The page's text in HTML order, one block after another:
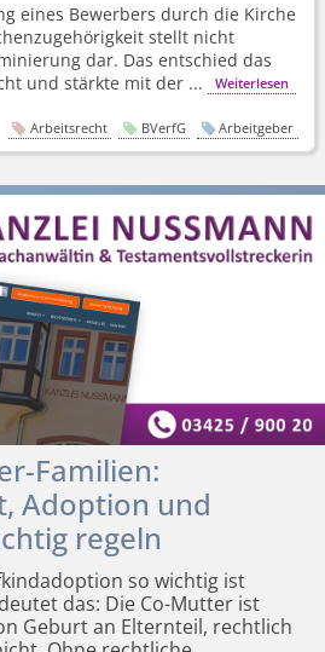
eines Bewerbers durch die Kirche
stellt nicht
dar. Das entschied das
und stärkte mit der ...
Weiterlesen
Arbeitsrecht BVerfG Arbeitgeber
Familien:
Adoption und
regeln
so wichtig ist
das: Die Co-Mutter ist
Geburt an Elternteil, rechtlich